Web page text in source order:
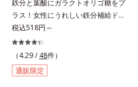
ける女性こそ不足しやすい栄養素を
チャージして、安定した美しさをサ
ポートする「カルシウム＆ビタミン
D」の全６種類。体の中からキレイ
の土台を整え、美しさの次の一歩を
引き出します。水なしでOK、持ち
鉄分と葉酸にガラクトオリゴ糖をプ
ラス！女性にうれしい鉄分補給ドリ
ンク。1本に、ほうれん草約2.1束分
(*)の鉄分と、葉酸とガラクトオリゴ
糖を配合した、飲みやすい鉄分補給
ドリンクです。女性特有の周期をラ
クにサポートする3つの成分を凝縮
税込518円～
（4.29 / 48件）
通販限定